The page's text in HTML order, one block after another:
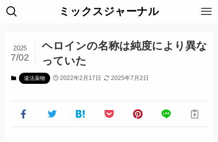
ミックスジャーナル
ヘロインの名称は純度により異な
っていた
2025
7/02
違法薬物 2022年2月17日 2025年7月2日